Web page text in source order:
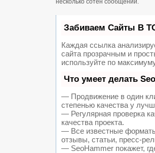
Забиваем Сайты В
Каждая ссылка
сайта прозрачным и
используйте по
Что умеет делать
— Продвижение в один
степенью качества у
— Регулярная проверка
качества проекта.
— Все известные
отзывы, статьи, пресс-
— SeoHammer покажет,